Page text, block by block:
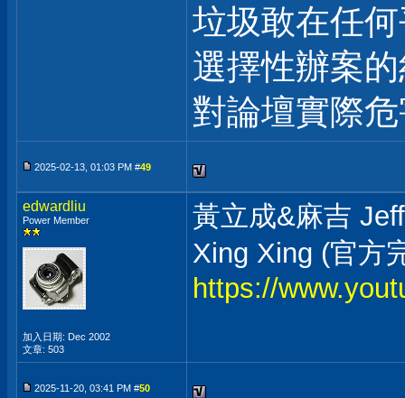
垃圾敢在任
選擇性辦案
對論壇實際
2025-02-13, 01:03 PM #49
edwardliu
Power Member
加入日期: Dec 2002
文章: 503
黃立成&麻吉
Xing Xing (官方
https://
2025-11-20, 03:41 PM #50